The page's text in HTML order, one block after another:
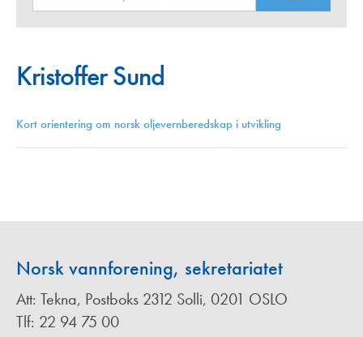
Kristoffer Sund
Kort orientering om norsk oljevernberedskap i utvikling
Norsk vannforening, sekretariatet
Att: Tekna, Postboks 2312 Solli, 0201 OSLO
Tlf: 22 94 75 00